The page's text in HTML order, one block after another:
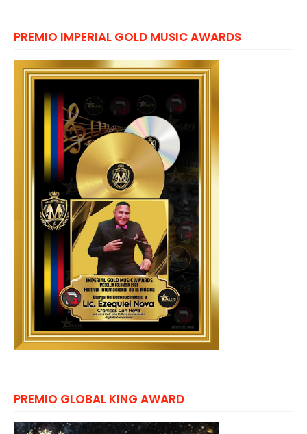
PREMIO IMPERIAL GOLD MUSIC AWARDS
PREMIO GLOBAL KING AWARD